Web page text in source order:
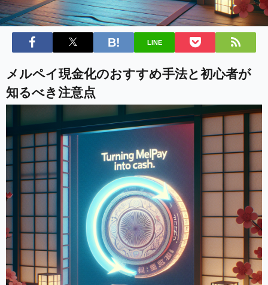
LINE
メルペイ現金化のおすすめ手法と初心者が
知るべき注意点